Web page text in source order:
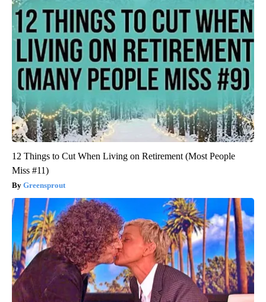
12 Things to Cut When Living on Retirement (Most People
Miss #11)
Greensprout